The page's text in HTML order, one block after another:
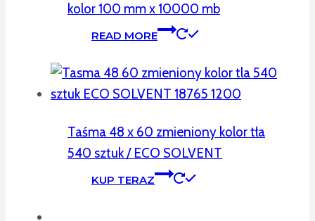
kolor 100 mm x 10000 mb
READ MORE
Taśma 48 x 60 zmieniony kolor tła
540 sztuk / ECO SOLVENT
KUP TERAZ